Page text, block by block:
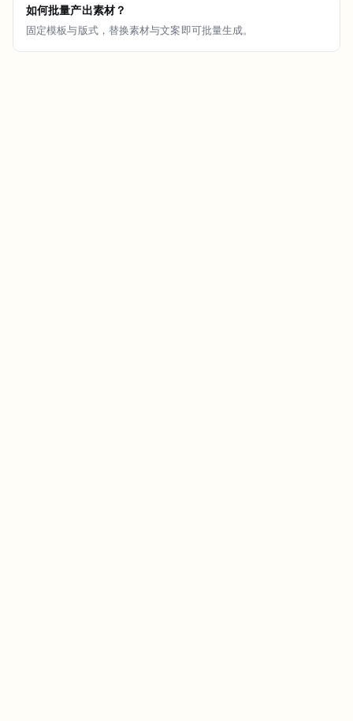
如何批量产出素材？
固定模板与版式，替换素材与文案即可批量生成。